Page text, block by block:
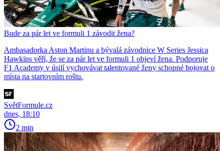
Bude za pár let ve formuli 1 závodit žena?
Ambasadorka Aston Martinu a bývalá závodnice W Series Jessica
Hawkins věří, že se za pár let ve formuli 1 objeví žena. Podporuje
F1 Academy v úsilí vychovávat talentované ženy schopné bojovat o
místa na startovním roštu.
SvětFormule.cz
dnes, 18:10
2 min